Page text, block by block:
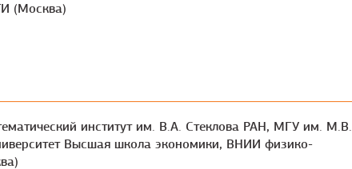
(Москва)
институт им. В.А. Стеклова РАН, МГУ им. М.В.
Высшая школа экономики, ВНИИ физико-